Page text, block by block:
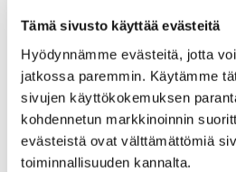
Tämä sivusto käyttää evästeitä
Hyödynnämme evästeitä, jotta
jatkossa paremmin. Käytämme
sivujen käyttökokemuksen
kohdennetun markkinoinnin
evästeistä ovat välttämättömiä
toiminnallisuuden kannalta.
Porin alueen uimavedet
mikrobiologisesti
sinilevähavaintoja Porissa,
Harjavallassa
17 heinäkuun, 2026